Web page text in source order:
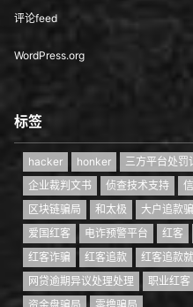
评论feed
WordPress.org
标签
hacker honker 三方平台处罚
企业裁判文书
侦查技术支持
区块链骗局
和太极 大户追款
爱国红客
电诈预警平台 红客
红客诈骗
红客追款 红客追款
网贷逾期异议处理处理
职业红客